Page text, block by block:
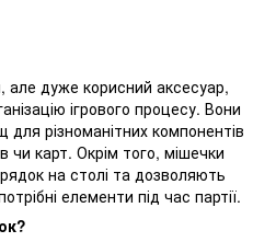
дуже корисний аксесуар,
ігрового процесу. Вони
різноманітних компонентів
чи карт. Окрім того, мішечки
на столі та дозволяють
елементи під час партії.